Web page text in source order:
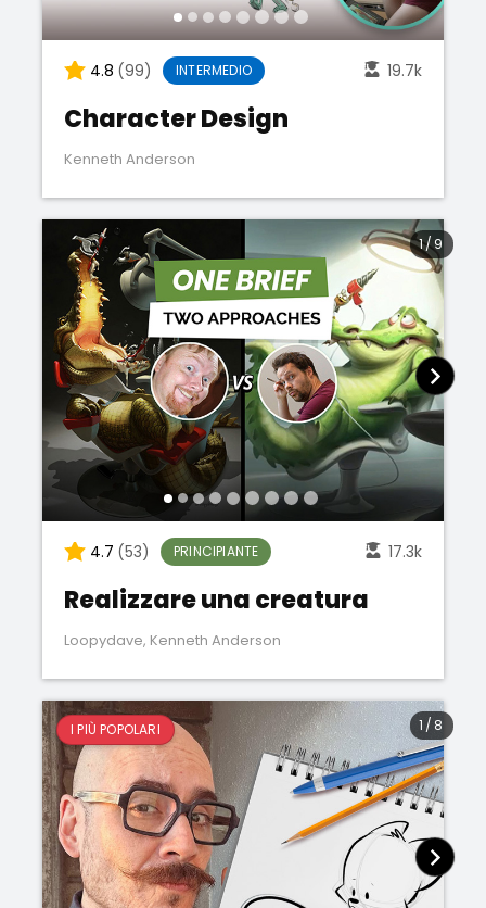
4.8 (99) INTERMEDIO 19.7k
Character Design
Kenneth Anderson
4.7 (53) PRINCIPIANTE 17.3k
Realizzare una creatura
Loopydave, Kenneth Anderson
1/9
I PIÙ POPOLARI 1 / 8